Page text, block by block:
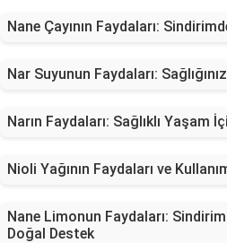
Nane Çayının Faydaları:
Nar Suyunun Faydaları:
Narın Faydaları: Sağlıklı Yaşam
Nioli Yağının Faydaları ve
Nane Limonun Faydaları:
Doğal Destek